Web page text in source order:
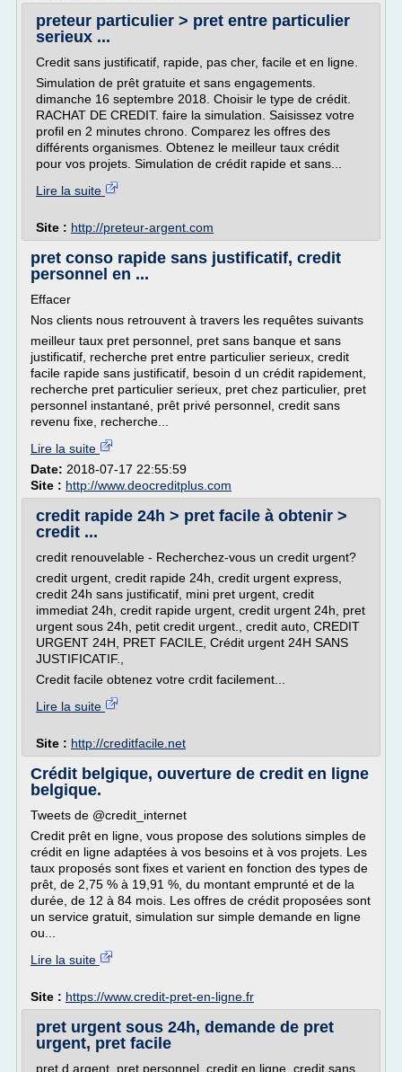
preteur particulier > pret entre particulier
serieux ...
Credit sans justificatif, rapide, pas cher, facile et en ligne.
Simulation de prêt gratuite et sans engagements.
dimanche 16 septembre 2018. Choisir le type de crédit.
RACHAT DE CREDIT. faire la simulation. Saisissez votre
profil en 2 minutes chrono. Comparez les offres des
différents organismes. Obtenez le meilleur taux crédit
pour vos projets. Simulation de crédit rapide et sans...
Lire la suite
Site : http://preteur-argent.com
pret conso rapide sans justificatif, credit
personnel en ...
Effacer
Nos clients nous retrouvent à travers les requêtes suivants
meilleur taux pret personnel, pret sans banque et sans
justificatif, recherche pret entre particulier serieux, credit
facile rapide sans justificatif, besoin d un crédit rapidement,
recherche pret particulier serieux, pret chez particulier, pret
personnel instantané, prêt privé personnel, credit sans
revenu fixe, recherche...
Lire la suite
Date: 2018-07-17 22:55:59
Site : http://www.deocreditplus.com
credit rapide 24h > pret facile à obtenir >
credit ...
credit renouvelable - Recherchez-vous un credit urgent?
credit urgent, credit rapide 24h, credit urgent express,
credit 24h sans justificatif, mini pret urgent, credit
immediat 24h, credit rapide urgent, credit urgent 24h, pret
urgent sous 24h, petit credit urgent., credit auto, CREDIT
URGENT 24H, PRET FACILE, Crédit urgent 24H SANS
JUSTIFICATIF.,
Credit facile obtenez votre crdit facilement...
Lire la suite
Site : http://creditfacile.net
Crédit belgique, ouverture de credit en ligne
belgique.
Tweets de @credit_internet
Credit prêt en ligne, vous propose des solutions simples de
crédit en ligne adaptées à vos besoins et à vos projets. Les
taux proposés sont fixes et varient en fonction des types de
prêt, de 2,75 % à 19,91 %, du montant emprunté et de la
durée, de 12 à 84 mois. Les offres de crédit proposées sont
un service gratuit, simulation sur simple demande en ligne
ou...
Lire la suite
Site : https://www.credit-pret-en-ligne.fr
pret urgent sous 24h, demande de pret
urgent, pret facile
pret d argent, pret personnel, credit en ligne, credit sans